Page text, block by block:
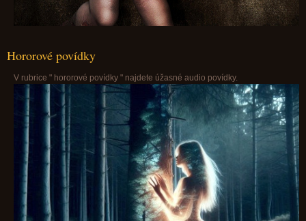
Hororové povídky
V rubrice " hororové povídky " najdete úžasné audio povídky.